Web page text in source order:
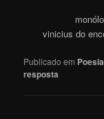
vinicius do
Publicado em Poesia
resposta